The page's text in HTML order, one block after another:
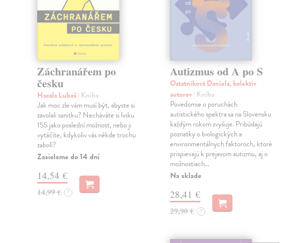
Záchranářem po
česku
Hacala Luboš| Kniha
Jak moc zle vám musí být, abyste si
zavolali sanitku? Necháváte si linku
155 jako poslední možnost, nebo ji
vytáčíte, kdykoliv vás někde trochu
zabolí?
Zasielame do 14 dní
14,54 €
14,99 € ?
Autizmus od A po S
Ostatníková Daniela, kolektív
autorov| Kniha
Povedomie o poruchách
autistického spektra sa na Slovensku
každým rokom zvyšuje. Pribúdajú
poznatky o biologických a
environmentálnych faktoroch, ktoré
prispievajú k prejavom autizmu, aj o
možnostiach…
Na sklade
28,41 €
29,90 € ?